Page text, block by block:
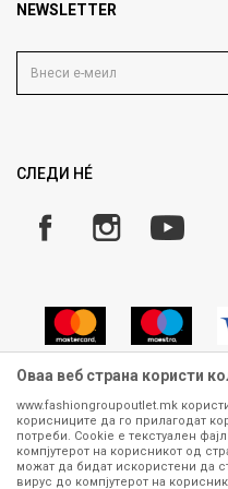
Продавница
Кариера
Политика на приватност
Како да купите
Замена и рефундација на
Плаќање
NEWSLETTER
СЛЕДИ НÉ
Сите информации околу
онлајн продавница се стремиме
меѓутоа не можеме да
Оваа веб страна користи
www.fashiongroupoutlet.mk
корисниците да го прилагодат
потреби. Cookie е текстуален
компјутерот на корисникот од
можат да бидат искористени да
вирус до компјутерот на